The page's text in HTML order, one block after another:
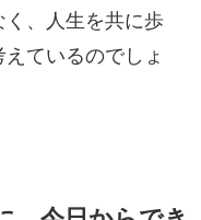
、人生を共に歩
ているのでしょ